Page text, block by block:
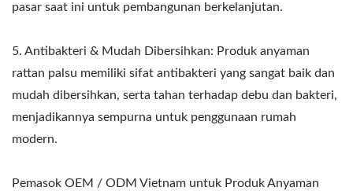
pasar saat ini untuk pembangunan berkelanjutan.
5. Antibakteri & Mudah Dibersihkan: Produk anyaman
rattan palsu memiliki sifat antibakteri yang sangat baik dan
mudah dibersihkan, serta tahan terhadap debu dan bakteri,
menjadikannya sempurna untuk penggunaan rumah
modern.
Pemasok OEM / ODM Vietnam untuk Produk Anyaman